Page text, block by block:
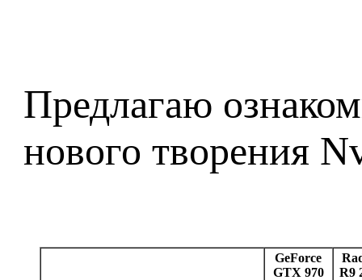
Предлагаю
нового творения
GeForce
GTX 970
R9